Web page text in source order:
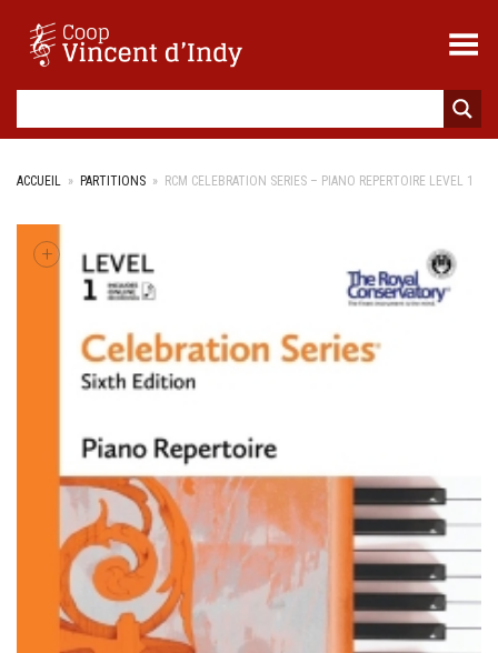
Toggle Menu
ACCUEIL » PARTITIONS » RCM CELEBRATION SERIES – PIANO REPERTOIRE LEVEL 1
+